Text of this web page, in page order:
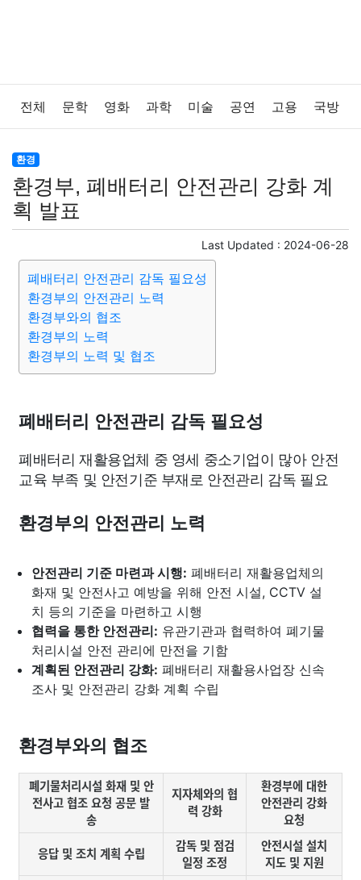
전체 문학 영화 과학 미술 공연 고용 국방
법률
보건 질병 가요 방송 일상 주식 암호화폐
반려동물 패션 미용
증권 인테리어 요리 상품리뷰
게임 스포츠
맛집 IT 컴퓨터 기술 종교
의료 의학 경제 마케팅 부동산 외국어
교통 생활 기타
환경
환경부, 폐배터리 안전관리 강화 계
획 발표
Last Updated : 2024-06-28
폐배터리 안전관리 감독 필요성
환경부의 안전관리 노력
환경부와의 협조
환경부의 노력
환경부의 노력 및 협조
폐배터리 안전관리 감독 필요성
폐배터리 재활용업체 중 영세 중소기업이 많아 안전
교육 부족 및 안전기준 부재로 안전관리 감독 필요
환경부의 안전관리 노력
안전관리 기준 마련과 시행: 폐배터리 재활용업체의
화재 및 안전사고 예방을 위해 안전 시설, CCTV 설
치 등의 기준을 마련하고 시행
협력을 통한 안전관리: 유관기관과 협력하여 폐기물
처리시설 안전 관리에 만전을 기함
계획된 안전관리 강화: 폐배터리 재활용사업장 신속
조사 및 안전관리 강화 계획 수립
환경부와의 협조
폐기물처리시설 화재 및 안
전사고 협조 요청 공문 발
송
지자체와의 협
력 강화
환경부에 대한
안전관리 강화
요청
응답 및 조치 계획 수립
감독 및 점검
일정 조정
안전시설 설치
지도 및 지원